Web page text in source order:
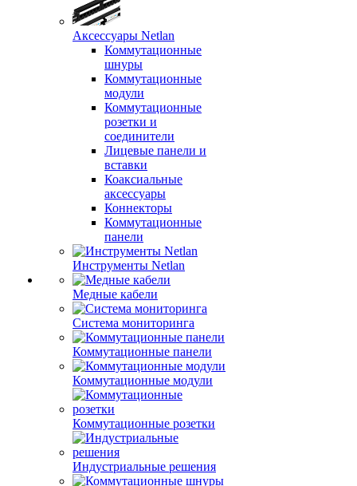
Аксессуары Netlan
Коммутационные
шнуры
Коммутационные
модули
Коммутационные
розетки и
соединители
Лицевые панели и
вставки
Коаксиальные
аксессуары
Коннекторы
Коммутационные
панели
Инструменты Netlan
Медные кабели
Система мониторинга
Коммутационные панели
Коммутационные модули
Коммутационные розетки
Индустриальные решения